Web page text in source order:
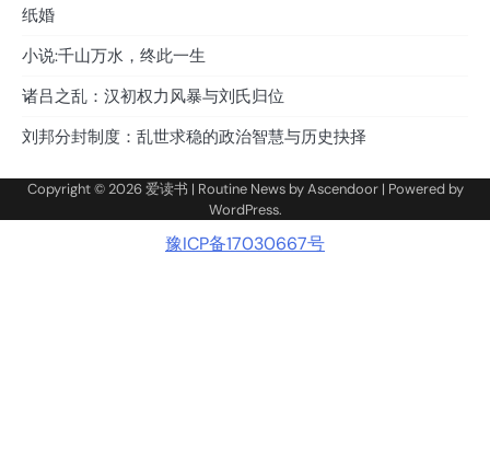
纸婚
小说:千山万水，终此一生
诸吕之乱：汉初权力风暴与刘氏归位
刘邦分封制度：乱世求稳的政治智慧与历史抉择
Copyright © 2026爱读书 | Routine News byAscendoor| Powered by
WordPress.
豫ICP备17030667号